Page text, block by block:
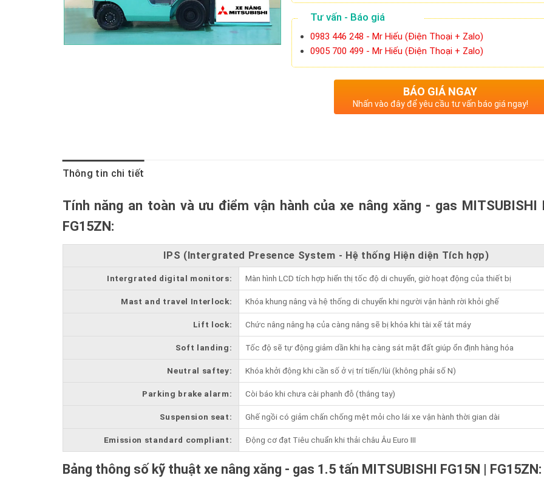
Tư vấn - Báo giá
0983 446 248 - Mr Hiếu (Điện Thoại + Zalo)
0905 700 499 - Mr Hiếu (Điện Thoại + Zalo)
BÁO GIÁ NGAY
Nhấn vào đây để yêu cầu tư vấn báo giá ngay!
Thông tin chi tiết
Tính năng an toàn và ưu điểm vận hành của xe nâng xăng - gas MITSUBISHI
FG15ZN:
IPS (Intergrated Presence System - Hệ thống Hiện diện Tích hợp)
Intergrated digital monitors: Màn hình LCD tích hợp hiển thị tốc độ di chuyển, giờ hoạt động của thiết bị
Mast and travel Interlock: Khóa khung nâng và hệ thống di chuyển khi người vận hành rời khỏi ghế
Lift lock: Chức nâng nâng hạ của càng nâng sẽ bị khóa khi tài xế tắt máy
Soft landing: Tốc độ sẽ tự động giảm dần khi hạ càng sát mặt đất giúp ổn định hàng hóa
Neutral saftey: Khóa khởi động khi cần số ở vị trí tiến/lùi (không phải số N)
Parking brake alarm: Còi báo khi chưa cài phanh đỗ (thắng tay)
Suspension seat: Ghế ngồi có giảm chấn chống mệt mỏi cho lái xe vận hành thời gian dài
Emission standard compliant: Động cơ đạt Tiêu chuẩn khi thải châu Âu Euro III
Bảng thông số kỹ thuật xe nâng xăng - gas 1.5 tấn MITSUBISHI FG15N | FG15ZN: